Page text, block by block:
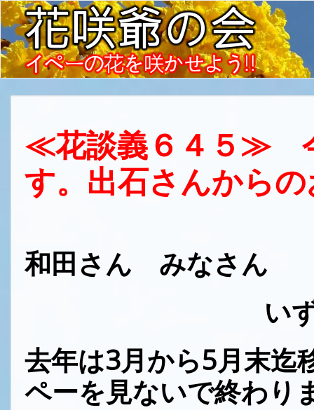
≪花談義６４５≫
す。出石さんから
和田さん みなさん
いずしで
去年は3月から5月末迄
ペーを見ないで終わり